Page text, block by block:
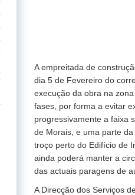
A empreitada de
dia 5 de Fevereiro do
execução da obra na
fases, por forma a evitar
progressivamente a faixa
de Morais, e uma parte
troço perto do Edifício de
ainda poderá manter a
das actuais paragens de
A Direcção dos Serviços